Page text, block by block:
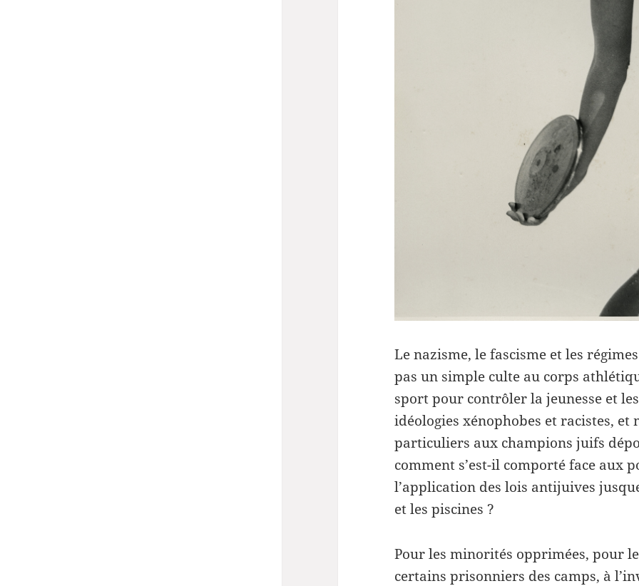
Le nazisme, le fascisme et les
pas un simple culte au corps
sport pour contrôler la jeunesse et
idéologies xénophobes et racistes, et
particuliers aux champions juifs
comment s’est-il comporté face aux
l’application des lois antijuives
et les piscines ?
Pour les minorités opprimées, pour
certains prisonniers des camps, à